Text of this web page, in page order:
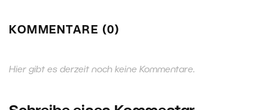
KOMMENTARE (0)
Hier gibt es derzeit noch keine Kommentare.